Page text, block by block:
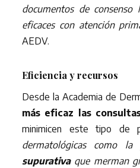
documentos de
eficaces con atención
AEDV.
Eficiencia y recursos
Desde la Academia de
más eficaz las
minimicen este tipo de
dermatológicas como la
supurativa que merman